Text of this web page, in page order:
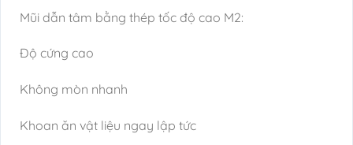
Mũi dẫn tâm bằng thép tốc độ cao M2:
Độ cứng cao
Không mòn nhanh
Khoan ăn vật liệu ngay lập tức